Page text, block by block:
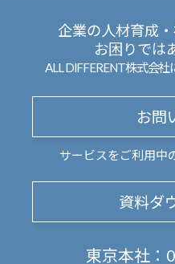
企業の人材育成・
お困りでは
ALL DIFFERENT株式会
お問
サービスをご利用中
資料ダ
東京本社：